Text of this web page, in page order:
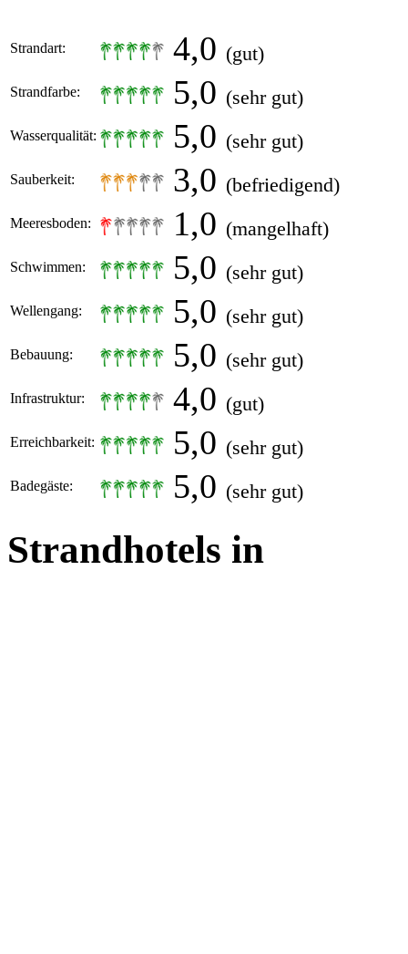
Strandart: 4,0 (gut)
Strandfarbe: 5,0 (sehr gut)
Wasserqualität: 5,0 (sehr gut)
Sauberkeit: 3,0 (befriedigend)
Meeresboden: 1,0 (mangelhaft)
Schwimmen: 5,0 (sehr gut)
Wellengang: 5,0 (sehr gut)
Bebauung: 5,0 (sehr gut)
Infrastruktur: 4,0 (gut)
Erreichbarkeit: 5,0 (sehr gut)
Badegäste: 5,0 (sehr gut)
Strandhotels in